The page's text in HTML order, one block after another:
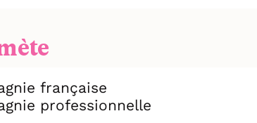
française
professionnelle